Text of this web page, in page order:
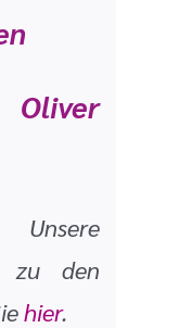
zu den
hier.